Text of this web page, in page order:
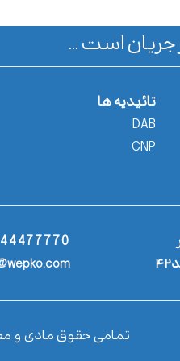
جریان است ...
تائیدیه ها
DAB
CNP
- 07644467771
تمامی حقوق مادی و